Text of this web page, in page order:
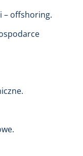
– offshoring.